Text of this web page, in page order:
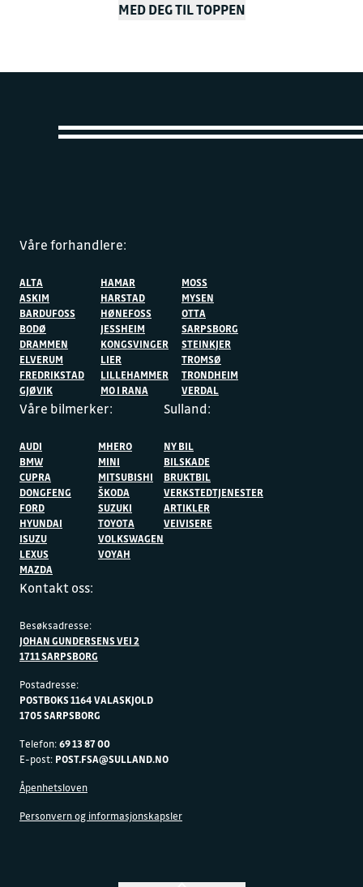
MED DEG TIL TOPPEN
Våre forhandlere:
ALTA
ASKIM
BARDUFOSS
BODØ
DRAMMEN
ELVERUM
FREDRIKSTAD
GJØVIK
HAMAR
HARSTAD
HØNEFOSS
JESSHEIM
KONGSVINGER
LIER
LILLEHAMMER
MO I RANA
MOSS
MYSEN
OTTA
SARPSBORG
STEINKJER
TROMSØ
TRONDHEIM
VERDAL
Våre bilmerker:
AUDI
BMW
CUPRA
DONGFENG
FORD
HYUNDAI
ISUZU
LEXUS
MAZDA
MHERO
MINI
MITSUBISHI
ŠKODA
SUZUKI
TOYOTA
VOLKSWAGEN
VOYAH
Sulland:
NY BIL
BILSKADE
BRUKTBIL
VERKSTEDTJENESTER
ARTIKLER
VEIVISERE
Kontakt oss:
Besøksadresse:
JOHAN GUNDERSENS VEI 2
1711 SARPSBORG
Postadresse:
POSTBOKS 1164 VALASKJOLD
1705 SARPSBORG
Telefon:69 13 87 00
E-post: POST.FSA@SULLAND.NO
Åpenhetsloven
Personvern og informasjonskapsler